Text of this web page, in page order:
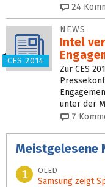
24
CES 2014
NEWS
Intel
Zur CES
unter der
7
Meistgelesene
1
OLED
Samsung zeigt